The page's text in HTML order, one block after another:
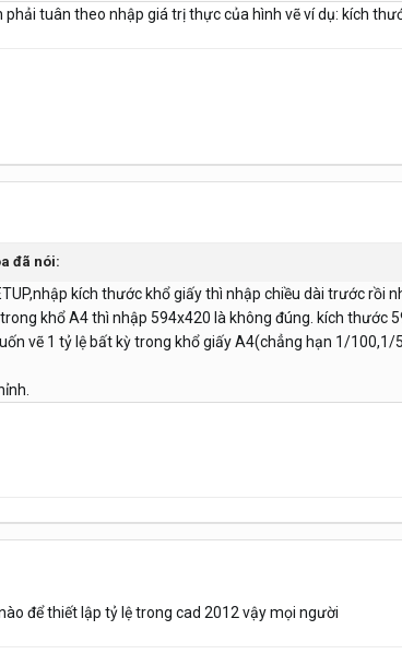
phải tuân theo nhập giá trị thực của hình vẽ ví dụ: kích
đã nói:
kích thước khổ giấy thì nhập chiều dài trước rồi
khổ A4 thì nhập 594x420 là không đúng. kích thước
vẽ 1 tỷ lệ bất kỳ trong khổ giấy A4(chẳng hạn 1/
để thiết lập tỷ lệ trong cad 2012 vậy mọi người